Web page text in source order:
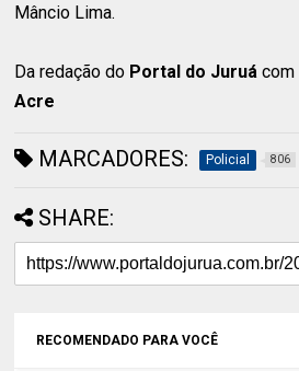
Mâncio Lima.
Da redação do Portal do Juruá com
Acre
MARCADORES: Policial 806
SHARE:
RECOMENDADO PARA VOCÊ